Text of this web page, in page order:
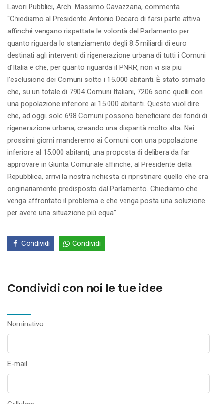
Lavori Pubblici, Arch. Massimo Cavazzana, commenta
“Chiediamo al Presidente Antonio Decaro di farsi parte attiva
affinché vengano rispettate le volontà del Parlamento per
quanto riguarda lo stanziamento degli 8.5 miliardi di euro
destinati agli interventi di rigenerazione urbana di tutti i Comuni
d’Italia e che, per quanto riguarda il PNRR, non vi sia più
l’esclusione dei Comuni sotto i 15.000 abitanti. È stato stimato
che, su un totale di 7904 Comuni Italiani, 7206 sono quelli con
una popolazione inferiore ai 15.000 abitanti. Questo vuol dire
che, ad oggi, solo 698 Comuni possono beneficiare dei fondi di
rigenerazione urbana, creando una disparità molto alta. Nei
prossimi giorni manderemo ai Comuni con una popolazione
inferiore al 15.000 abitanti, una proposta di delibera da far
approvare in Giunta Comunale affinché, al Presidente della
Repubblica, arrivi la nostra richiesta di ripristinare quello che era
originariamente predisposto dal Parlamento. Chiediamo che
venga affrontato il problema e che venga posta una soluzione
per avere una situazione più equa”.
Condividi Condividi
Condividi con noi le tue idee
Nominativo
E-mail